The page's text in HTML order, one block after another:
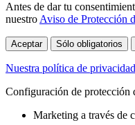
Antes de dar tu
nuestro Aviso de Protección
Aceptar Sólo obligatorios
Nuestra política de privacidad
Configuración de protección
Marketing a través de